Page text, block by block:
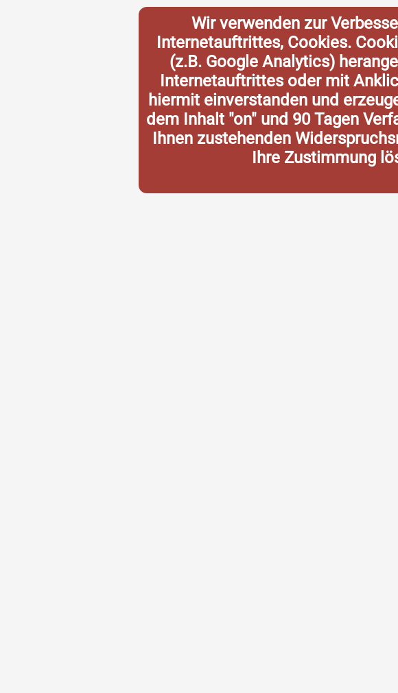
Wir verwenden zur
Internetauftrittes, Cookies.
(z.B. Google Analytics)
Internetauftrittes oder mit
hiermit einverstanden und
dem Inhalt "on" und 90 Tagen
Ihnen zustehenden
Ihre Zustimmung